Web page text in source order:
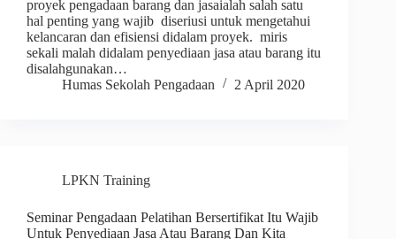
proyek pengadaan barang dan jasaialah salah satu
hal penting yang wajib diseriusi untuk mengetahui
kelancaran dan efisiensi didalam proyek. miris
sekali malah didalam penyediaan jasa atau barang itu
disalahgunakan…
Humas Sekolah Pengadaan
2 April 2020
LPKN Training
Seminar Pengadaan Pelatihan Bersertifikat Itu Wajib
Untuk Penyediaan Jasa Atau Barang Dan Kita